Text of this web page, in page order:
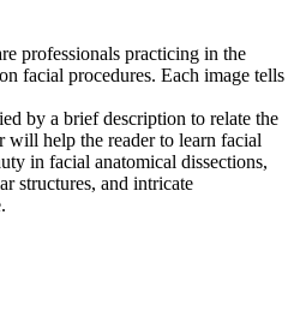
professionals practicing in the
facial procedures. Each image tells
by a brief description to relate the
will help the reader to learn facial
in facial anatomical dissections,
structures, and intricate